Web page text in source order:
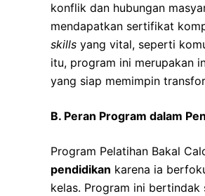
konflik dan hubungan
mendapatkan sertifikat
skills yang vital, seperti
itu, program ini merupakan
yang siap memimpin
B. Peran Program dalam
Program Pelatihan Bakal
pendidikan karena ia
kelas. Program ini